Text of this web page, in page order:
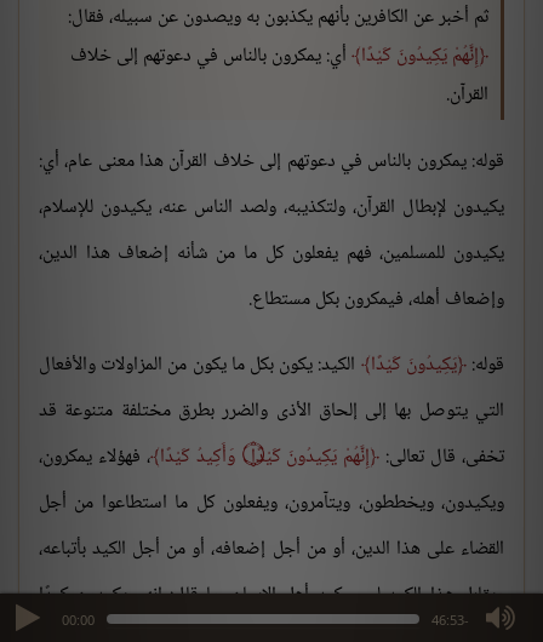
00:00 -46:53
max volume
ثم أخبر عن الكافرين بأنهم يكذبون به ويصدون عن سبيله، فقال:
إِنَّهُمْ يَكِيدُونَ كَيْدًا أي: يمكرون بالناس في دعوتهم إلى خلاف
القرآن.
قوله: يمكرون بالناس في دعوتهم إلى خلاف القرآن هذا معنى عام، أي:
يكيدون لإبطال القرآن، ولتكذيبه، ولصد الناس عنه، يكيدون للإسلام،
يكيدون للمسلمين، فهم يفعلون كل ما من شأنه إضعاف هذا الدين،
وإضعاف أهله، فيمكرون بكل مستطاع.
قوله: يَكِيدُونَ كَيْدًا الكيد: يكون بكل ما يكون من المزاولات والأفعال
التي يتوصل بها إلى إلحاق الأذى والضرر بطرق مختلفة متنوعة قد
تخفى، قال تعالى: إِنَّهُمْ يَكِيدُونَ كَيْدًا ۝ وَأَكِيدُ كَيْدًا
، فهؤلاء يمكرون،
ويكيدون، ويخططون، ويتآمرون، ويفعلون كل ما استطاعوا من أجل
القضاء على هذا الدين، أو من أجل إضعافه، أو من أجل الكيد بأتباعه،
ويقابل هذا الكيد ليس كيد أهل الإيمان، ما قال: إنهم يكيدون كيدًا